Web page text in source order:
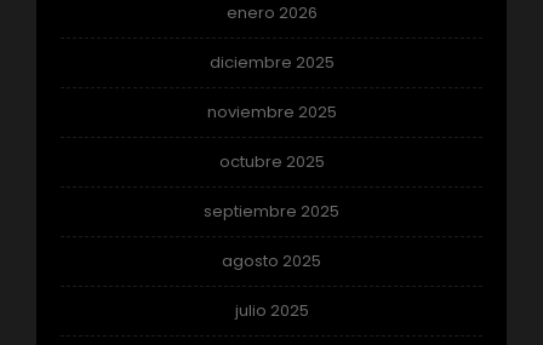
enero 2026
diciembre 2025
noviembre 2025
octubre 2025
septiembre 2025
agosto 2025
julio 2025